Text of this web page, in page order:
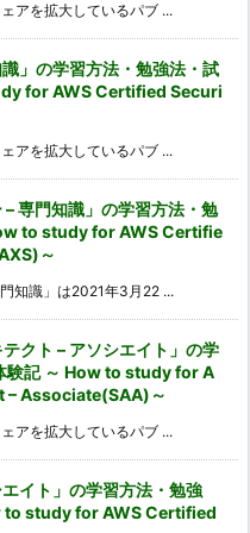
アを拡大しているパブ ...
識」の学習方法・勉強法・試
for AWS Certified Securi
アを拡大しているパブ ...
– 専門知識」の学習方法・勉
to study for AWS Certifie
～
知識」は2021年3月22 ...
クト – アソシエイト」の学
験記 ～ How to study for A
Associate(SAA)～
アを拡大しているパブ ...
エイト」の学習方法・勉強
to study for AWS Certified